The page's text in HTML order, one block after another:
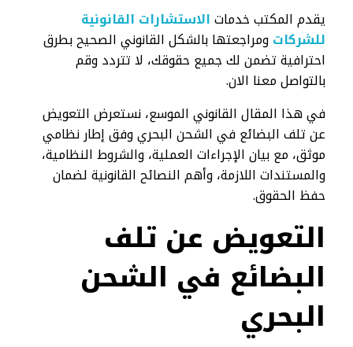
يقدم المكتب خدماتالاستشارات القانونية
للشركاتومراجعتها بالشكل القانوني الصحيح بطرق
احترافية تضمن لك جميع حقوقك، لا تتردد وقم
بالتواصل معنا الان.
في هذا المقال القانوني الموسع، نستعرض التعويض
عن تلف البضائع في الشحن البحري وفق إطار نظامي
موثق، مع بيان الإجراءات العملية، والشروط النظامية،
والمستندات اللازمة، وأهم النصائح القانونية لضمان
حفظ الحقوق.
التعويض عن تلف
البضائع في الشحن
البحري